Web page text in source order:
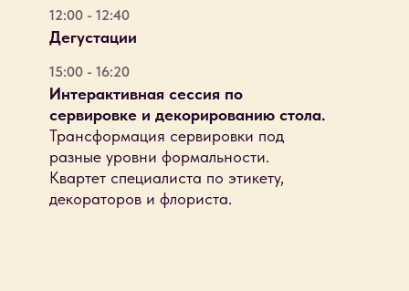
12:00 - 12:40
Дегустации
15:00 - 16:20
Интерактивная сессия по
сервировке и декорированию стола.
Трансформация сервировки под
разные уровни формальности.
Квартет специалиста по этикету,
декораторов и флориста.